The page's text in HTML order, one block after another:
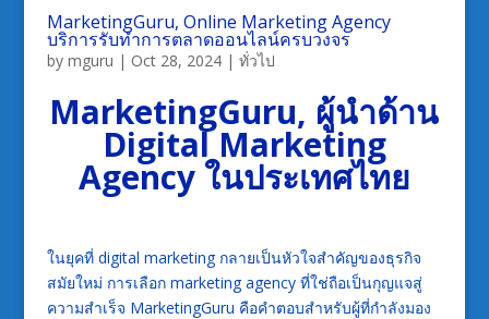
MarketingGuru, Online Marketing Agency
บริการรับทำการตลาดออนไลน์ครบวงจร
by mguru | Oct 28, 2024| ทั่วไป
MarketingGuru, ผู้นำด้าน
Digital Marketing
Agency ในประเทศไทย
ในยุคที่ digital marketing กลายเป็นหัวใจสำคัญของธุรกิจ
สมัยใหม่ การเลือก marketing agency ที่ใช่ถือเป็นกุญแจสู่
ความสำเร็จ MarketingGuru คือคำตอบสำหรับผู้ที่กำลังมอง